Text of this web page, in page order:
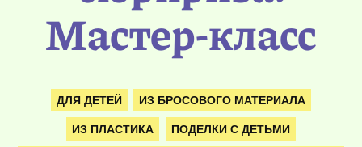
Мастер-класс
ДЛЯ ДЕТЕЙ ИЗ БРОСОВОГО МАТЕРИАЛА
ИЗ ПЛАСТИКА ПОДЕЛКИ С ДЕТЬМИ